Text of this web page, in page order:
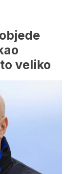
veliko